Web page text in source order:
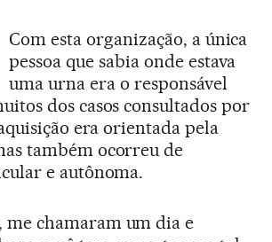
Com esta organização, a única
pessoa que sabia onde estava
uma urna era o responsável
dos casos consultados por
era orientada pela
também ocorreu de
e autônoma.
me chamaram um dia e